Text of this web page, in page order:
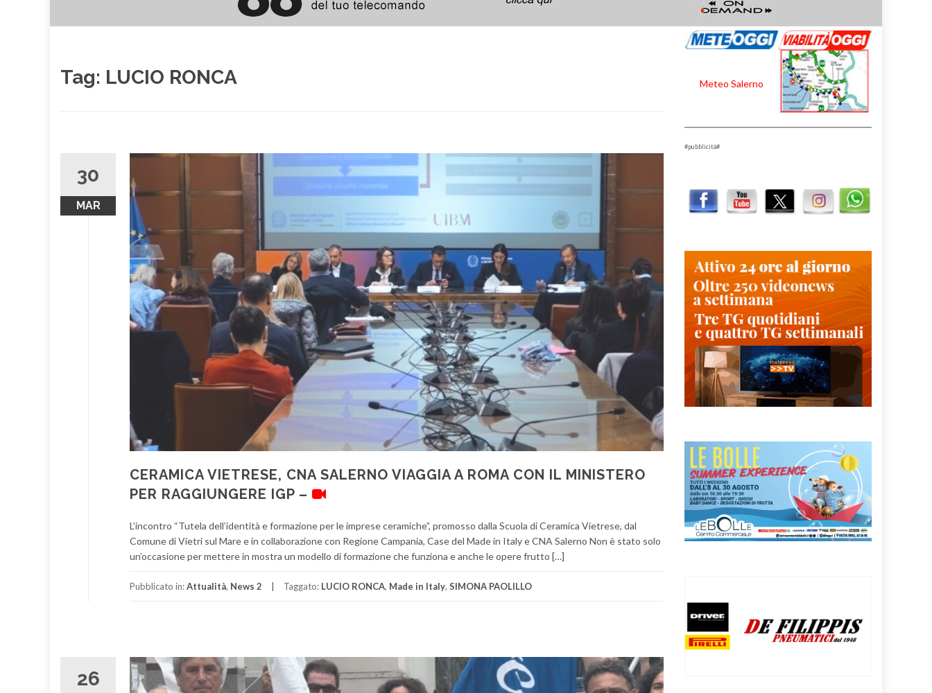
Tag: LUCIO RONCA
30
MAR
CERAMICA VIETRESE, CNA SALERNO VIAGGIA A ROMA CON IL MINISTERO
PER RAGGIUNGERE IGP –
L’incontro “Tutela dell’identità e formazione per le imprese ceramiche”, promosso dalla Scuola di Ceramica Vietrese, dal
Comune di Vietri sul Mare e in collaborazione con Regione Campania, Case del Made in Italy e CNA Salerno Non è stato solo
un’occasione per mettere in mostra un modello di formazione che funziona e anche le opere frutto […]
Pubblicato in:Attualità, News 2 Taggato: LUCIO RONCA, Made in Italy, SIMONA PAOLILLO
26
Meteo Salerno
#pubblicità#